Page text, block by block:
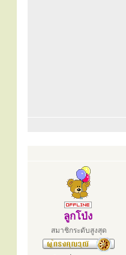
ลูกโป่ง
สมาชิกระดับสูงสุด